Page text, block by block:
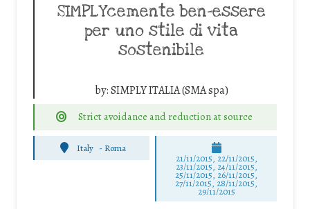
SIMPLYcemente ben-essere
per uno stile di vita
sostenibile
by:SIMPLY ITALIA (SMA spa)
Strict avoidance and reduction at source
Italy - Roma
21/11/2015, 22/11/2015,
23/11/2015, 24/11/2015,
25/11/2015, 26/11/2015,
27/11/2015, 28/11/2015,
29/11/2015